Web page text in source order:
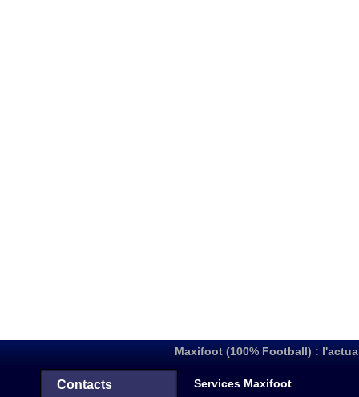
Maxifoot (100% Football) :
Contacts Services Maxifoot